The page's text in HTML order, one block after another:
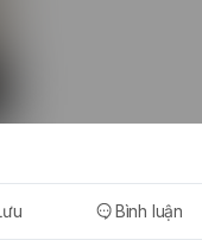
Bình luận